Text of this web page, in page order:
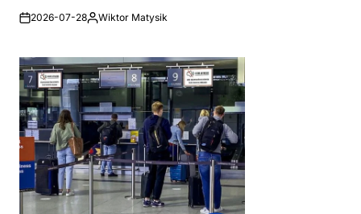
2026-07-28Posted
Wiktor Matysik